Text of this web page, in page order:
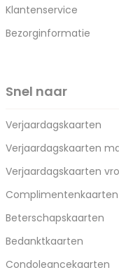
Klantenservice
Bezorginformatie
Snel naar
Verjaardagskaarten
Verjaardagskaarten
Verjaardagskaarten
Complimentenkaarten
Beterschapskaarten
Bedanktkaarten
Condoleancekaarten